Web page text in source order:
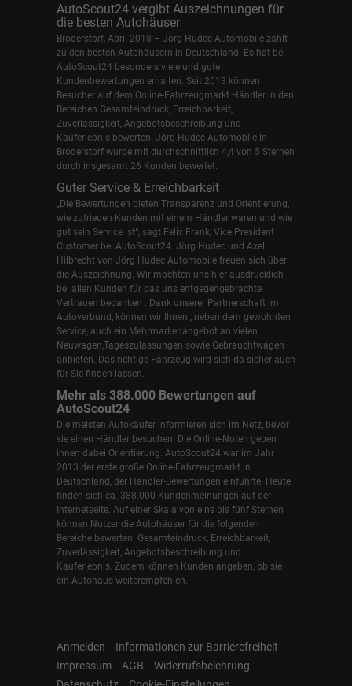
AutoScout24 vergibt Auszeichnungen für
die besten Autohäuser
Broderstorf, April 2018 – Jörg Hudec Automobile zählt
zu den besten Autohäusern in Deutschland. Es hat bei
AutoScout24 besonders viele und gute
Kundenbewertungen erhalten. Seit 2013 können
Besucher auf dem Online-Fahrzeugmarkt Händler in den
Bereichen Gesamteindruck, Erreichbarkeit,
Zuverlässigkeit, Angebotsbeschreibung und
Kauferlebnis bewerten. Jörg Hudec Automobile in
Broderstorf wurde mit durchschnittlich 4,4 von 5 Sternen
durch insgesamt 26 Kunden bewertet.
Guter Service & Erreichbarkeit
„Die Bewertungen bieten Transparenz und Orientierung,
wie zufrieden Kunden mit einem Händler waren und wie
gut sein Service ist“, sagt Felix Frank, Vice President
Customer bei AutoScout24. Jörg Hudec und Axel
Hilbrecht von Jörg Hudec Automobile freuen sich über
die Auszeichnung. Wir möchten uns hier ausdrücklich
bei allen Kunden für das uns entgegengebrachte
Vertrauen bedanken . Dank unserer Partnerschaft im
Autoverbund, können wir Ihnen , neben dem gewohnten
Service, auch ein Mehrmarkenangebot an vielen
Neuwagen,Tageszulassungen sowie Gebrauchtwagen
anbieten. Das richtige Fahrzeug wird sich da sicher auch
für Sie finden lassen.
Mehr als 388.000 Bewertungen auf
AutoScout24
Die meisten Autokäufer informieren sich im Netz, bevor
sie einen Händler besuchen. Die Online-Noten geben
ihnen dabei Orientierung. AutoScout24 war im Jahr
2013 der erste große Online-Fahrzeugmarkt in
Deutschland, der Händler-Bewertungen einführte. Heute
finden sich ca. 388.000 Kundenmeinungen auf der
Internetseite. Auf einer Skala von eins bis fünf Sternen
können Nutzer die Autohäuser für die folgenden
Bereiche bewerten: Gesamteindruck, Erreichbarkeit,
Zuverlässigkeit, Angebotsbeschreibung und
Kauferlebnis. Zudem können Kunden angeben, ob sie
ein Autohaus weiterempfehlen.
Anmelden
Informationen zur Barrierefreiheit
Impressum
AGB
Widerrufsbelehrung